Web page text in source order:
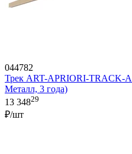
044782
Трек ART-APRIORI-TRACK-
Металл, 3 года)
13 34829
₽/шт